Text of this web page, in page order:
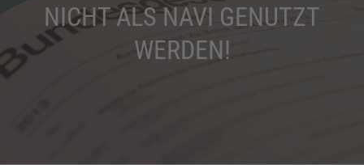
NICHT ALS NAVI GENUTZT
WERDEN!